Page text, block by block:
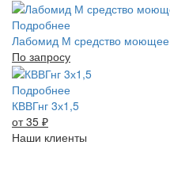
Подробнее
Лабомид М средство моющее
По запросу
Подробнее
КВВГнг 3х1,5
от 35 ₽
Наши клиенты